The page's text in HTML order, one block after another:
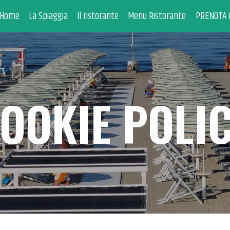
La Spiaggia Il ristorante Menu Ristorante
HOME
LA SPIAGGIA
IL RISTORANTE
MENU RISTORANTE
PRENOTA ONLINE